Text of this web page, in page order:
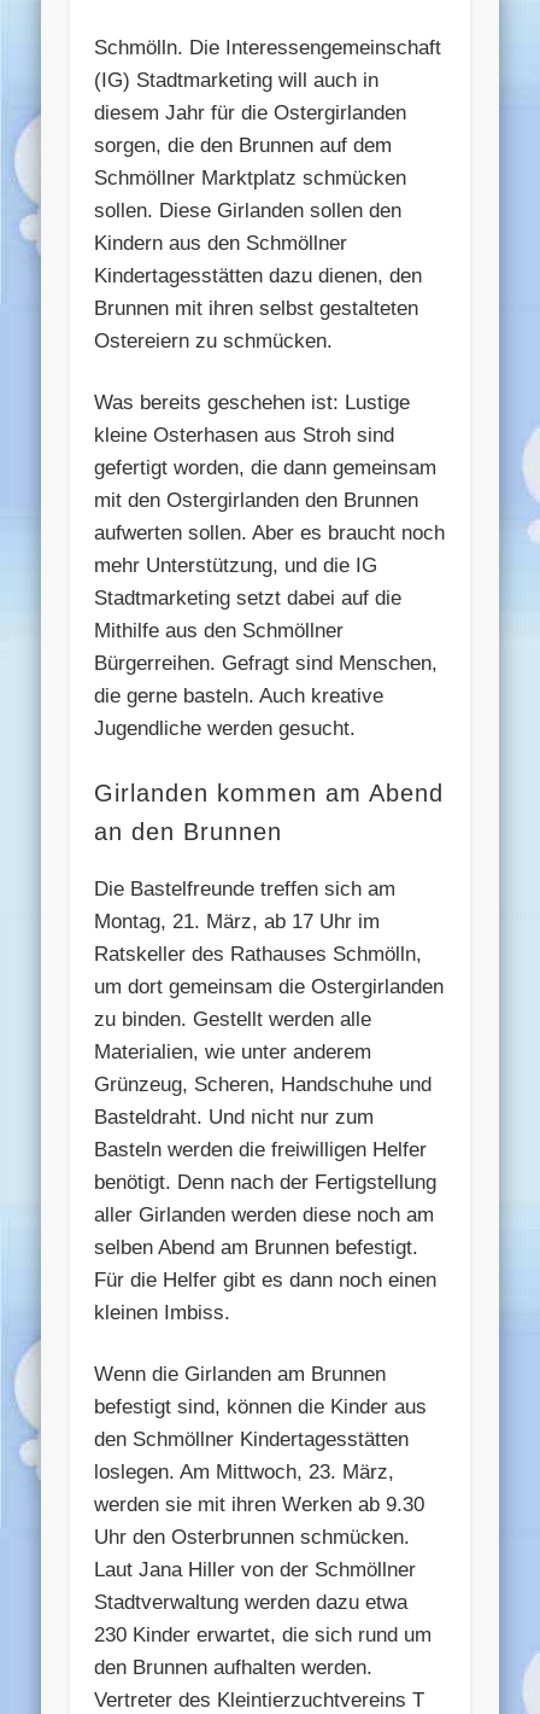
Schmölln. Die Interessengemeinschaft
(IG) Stadtmarketing will auch in
diesem Jahr für die Ostergirlanden
sorgen, die den Brunnen auf dem
Schmöllner Marktplatz schmücken
sollen. Diese Girlanden sollen den
Kindern aus den Schmöllner
Kindertagesstätten dazu dienen, den
Brunnen mit ihren selbst gestalteten
Ostereiern zu schmücken.
Was bereits geschehen ist: Lustige
kleine Osterhasen aus Stroh sind
gefertigt worden, die dann gemeinsam
mit den Ostergirlanden den Brunnen
aufwerten sollen. Aber es braucht noch
mehr Unterstützung, und die IG
Stadtmarketing setzt dabei auf die
Mithilfe aus den Schmöllner
Bürgerreihen. Gefragt sind Menschen,
die gerne basteln. Auch kreative
Jugendliche werden gesucht.
Girlanden kommen am Abend
an den Brunnen
Die Bastelfreunde treffen sich am
Montag, 21. März, ab 17 Uhr im
Ratskeller des Rathauses Schmölln,
um dort gemeinsam die Ostergirlanden
zu binden. Gestellt werden alle
Materialien, wie unter anderem
Grünzeug, Scheren, Handschuhe und
Basteldraht. Und nicht nur zum
Basteln werden die freiwilligen Helfer
benötigt. Denn nach der Fertigstellung
aller Girlanden werden diese noch am
selben Abend am Brunnen befestigt.
Für die Helfer gibt es dann noch einen
kleinen Imbiss.
Wenn die Girlanden am Brunnen
befestigt sind, können die Kinder aus
den Schmöllner Kindertagesstätten
loslegen. Am Mittwoch, 23. März,
werden sie mit ihren Werken ab 9.30
Uhr den Osterbrunnen schmücken.
Laut Jana Hiller von der Schmöllner
Stadtverwaltung werden dazu etwa
230 Kinder erwartet, die sich rund um
den Brunnen aufhalten werden.
Vertreter des Kleintierzuchtvereins T